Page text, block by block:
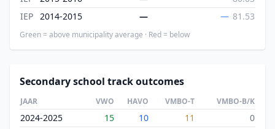
IEP 2014-2015 — — 81.53
Green = above municipality average · Red = below
Secondary school track outcomes
JAAR VWO HAVO VMBO-T VMBO-B/K
2024-2025 15 10 11
0